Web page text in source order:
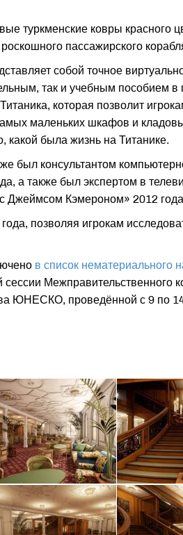
туркменские ковры красного
пассажирского
собой точное
так и учебным пособием в
которая позволит
маленьких шкафов и
какой была жизнь на Титанике.
был консультантом
а также был экспертом в
Джеймсом Кэмероном» 2012
позволяя игрокам
в список нематериального
Межправительственного
ЮНЕСКО, проведённой с 9 по